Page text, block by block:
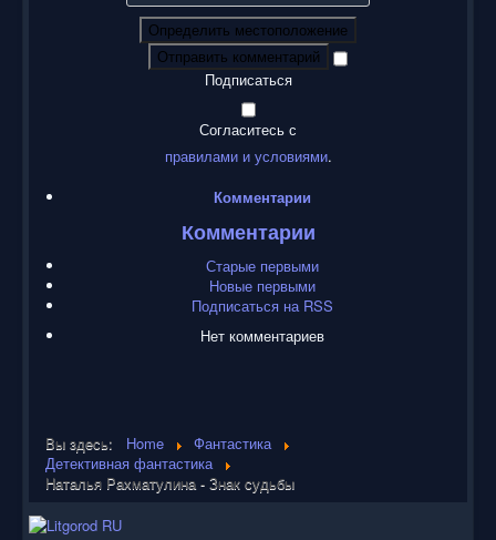
Определить местоположение
Отправить комментарий
Подписаться
Согласитесь с
правилами и условиями.
Комментарии
Комментарии
Старые первыми
Новые первыми
Подписаться на RSS
Нет комментариев
Вы здесь: Home
Фантастика
Детективная фантастика
Наталья Рахматулина - Знак судьбы